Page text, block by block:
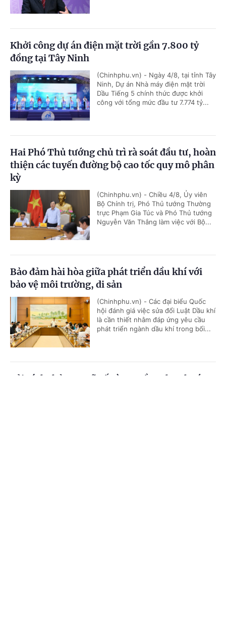
Khởi công dự án điện mặt trời gần 7.800 tỷ
đồng tại Tây Ninh
(Chinhphu.vn) - Ngày 4/8, tại tỉnh Tây
Ninh, Dự án Nhà máy điện mặt trời
Dầu Tiếng 5 chính thức được khởi
công với tổng mức đầu tư 7.774 tỷ...
Hai Phó Thủ tướng chủ trì rà soát đầu tư, hoàn
thiện các tuyến đường bộ cao tốc quy mô phân
kỳ
(Chinhphu.vn) - Chiều 4/8, Ủy viên
Bộ Chính trị, Phó Thủ tướng Thường
trực Phạm Gia Túc và Phó Thủ tướng
Nguyễn Văn Thắng làm việc với Bộ...
Bảo đảm hài hòa giữa phát triển dầu khí với
bảo vệ môi trường, di sản
(Chinhphu.vn) - Các đại biểu Quốc
hội đánh giá việc sửa đổi Luật Dầu khí
là cần thiết nhằm đáp ứng yêu cầu
phát triển ngành dầu khí trong bối...
Cải cách thủ tục mã số vùng trồng theo hướng